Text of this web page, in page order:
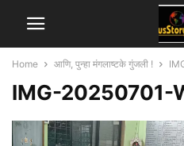
Home आणि, पुन्हा मंगलाष्टके गुंजली !
IMG-20250701-